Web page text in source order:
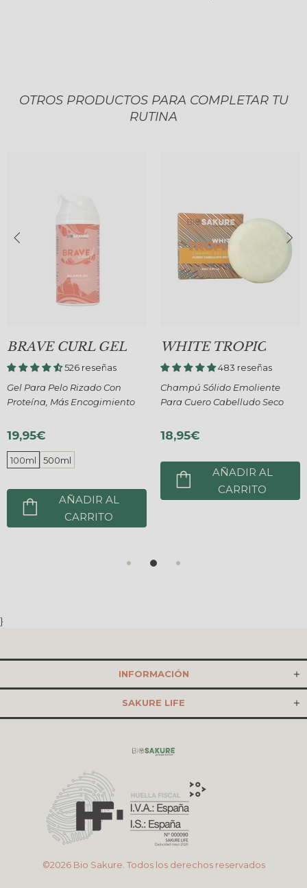
OTROS PRODUCTOS PARA COMPLETAR TU
RUTINA
BRAVE CURL GEL
526 reseñas
Gel Para Pelo Rizado Con
Proteína, Más Encogimiento
19,95€
100ml 500ml
AÑADIR AL
CARRITO
WHITE TROPIC
483 reseñas
Champú Sólido Emoliente
Para Cuero Cabelludo Seco
18,95€
AÑADIR AL
CARRITO
}
INFORMACIÓN
SAKURE LIFE
©2026 Bio Sakure. Todos los derechos reservados